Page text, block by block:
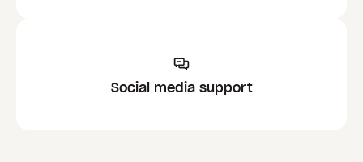
Social media support